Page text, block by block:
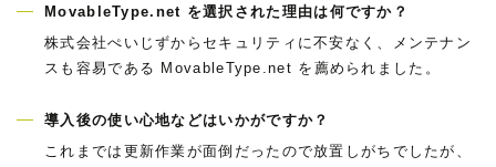
MovableType.net を選択された理由は何ですか？
株式会社ぺいじずからセキュリティに不安なく、メンテナン
スも容易である MovableType.net を薦められました。
導入後の使い心地などはいかがですか？
これまでは更新作業が面倒だったので放置しがちでしたが、